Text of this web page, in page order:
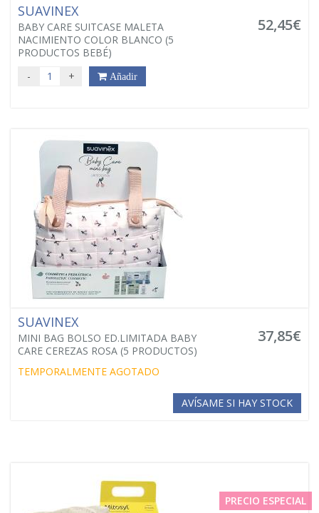
SUAVINEX
BABY CARE SUITCASE MALETA
NACIMIENTO COLOR BLANCO (5
PRODUCTOS BEBÉ)
52,45€
- + Añadir
SUAVINEX
MINI BAG BOLSO ED.LIMITADA BABY
CARE CEREZAS ROSA (5 PRODUCTOS)
37,85€
TEMPORALMENTE AGOTADO
AVÍSAME SI HAY STOCK
PRECIO ESPECIAL